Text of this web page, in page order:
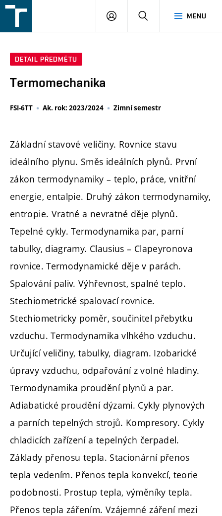
v
MENU
PŘIHLÁŠENÍ
DETAIL PŘEDMĚTU
Termomechanika
FSI-6TT Ak. rok: 2023/2024 Zimní semestr
Základní stavové veličiny. Rovnice stavu
ideálního plynu. Směs ideálních plynů. První
zákon termodynamiky – teplo, práce, vnitřní
energie, entalpie. Druhý zákon termodynamiky,
entropie. Vratné a nevratné děje plynů.
Tepelné cykly. Termodynamika par, parní
tabulky, diagramy. Clausius – Clapeyronova
rovnice. Termodynamické děje v parách.
Spalování paliv. Výhřevnost, spalné teplo.
Stechiometrické spalovací rovnice.
Stechiometricky poměr, součinitel přebytku
vzduchu. Termodynamika vlhkého vzduchu.
Určující veličiny, tabulky, diagram. Izobarické
úpravy vzduchu, odpařování z volné hladiny.
Termodynamika proudění plynů a par.
Adiabatické proudění dýzami. Cykly plynových
a parních tepelných strojů. Kompresory. Cykly
chladicích zařízení a tepelných čerpadel.
Základy přenosu tepla. Stacionární přenos
tepla vedením. Přenos tepla konvekcí, teorie
podobnosti. Prostup tepla, výměníky tepla.
Přenos tepla zářením. Vzájemné záření mezi